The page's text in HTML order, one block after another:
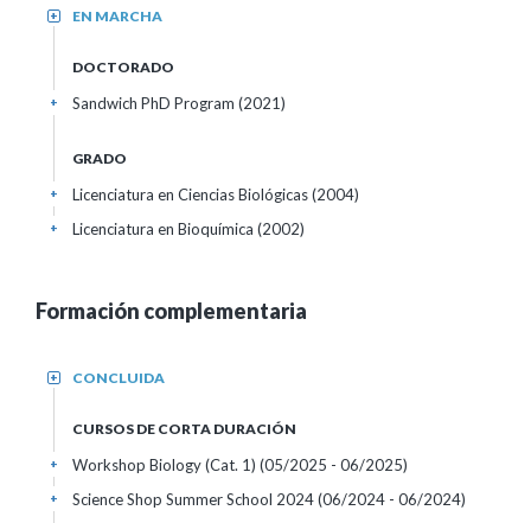
EN MARCHA
+
DOCTORADO
Sandwich PhD Program (2021)
+
GRADO
Licenciatura en Ciencias Biológicas (2004)
+
Licenciatura en Bioquímica (2002)
+
Formación complementaria
CONCLUIDA
+
CURSOS DE CORTA DURACIÓN
Workshop Biology (Cat. 1) (05/2025 - 06/2025)
+
Science Shop Summer School 2024(06/2024 - 06/2024)
+